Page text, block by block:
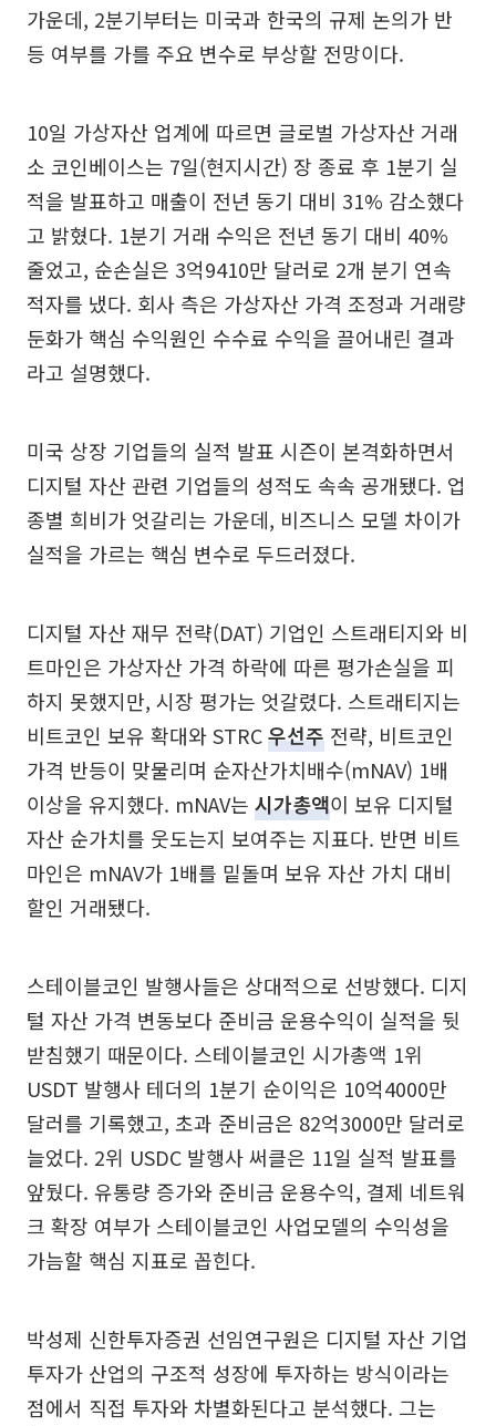
가운데, 2분기부터는 미국과 한국의 규제 논의가 반
등 여부를 가를 주요 변수로 부상할 전망이다.
10일 가상자산 업계에 따르면 글로벌 가상자산 거래
소 코인베이스는 7일(현지시간) 장 종료 후 1분기 실
적을 발표하고 매출이 전년 동기 대비 31% 감소했다
고 밝혔다. 1분기 거래 수익은 전년 동기 대비 40%
줄었고, 순손실은 3억9410만 달러로 2개 분기 연속
적자를 냈다. 회사 측은 가상자산 가격 조정과 거래량
둔화가 핵심 수익원인 수수료 수익을 끌어내린 결과
라고 설명했다.
미국 상장 기업들의 실적 발표 시즌이 본격화하면서
디지털 자산 관련 기업들의 성적도 속속 공개됐다. 업
종별 희비가 엇갈리는 가운데, 비즈니스 모델 차이가
실적을 가르는 핵심 변수로 두드러졌다.
디지털 자산 재무 전략(DAT) 기업인 스트래티지와 비
트마인은 가상자산 가격 하락에 따른 평가손실을 피
하지 못했지만, 시장 평가는 엇갈렸다. 스트래티지는
비트코인 보유 확대와 STRC우선주 전략, 비트코인
가격 반등이 맞물리며 순자산가치배수(mNAV) 1배
이상을 유지했다. mNAV는 시가총액이 보유 디지털
자산 순가치를 웃도는지 보여주는 지표다. 반면 비트
마인은 mNAV가 1배를 밑돌며 보유 자산 가치 대비
할인 거래됐다.
스테이블코인 발행사들은 상대적으로 선방했다. 디지
털 자산 가격 변동보다 준비금 운용수익이 실적을 뒷
받침했기 때문이다. 스테이블코인 시가총액 1위
USDT 발행사 테더의 1분기 순이익은 10억4000만
달러를 기록했고, 초과 준비금은 82억3000만 달러로
늘었다. 2위 USDC 발행사 써클은 11일 실적 발표를
앞뒀다. 유통량 증가와 준비금 운용수익, 결제 네트워
크 확장 여부가 스테이블코인 사업모델의 수익성을
가늠할 핵심 지표로 꼽힌다.
박성제 신한투자증권 선임연구원은 디지털 자산 기업
투자가 산업의 구조적 성장에 투자하는 방식이라는
점에서 직접 투자와 차별화된다고 분석했다. 그는